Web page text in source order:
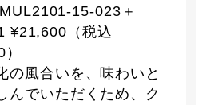
15-023＋
¥21,600（税込
の風合いを、味わいと
んでいただくため、ク